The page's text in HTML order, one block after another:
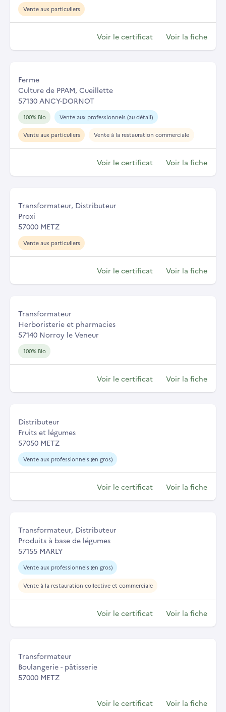
Vente aux particuliers
Voir le certificat Voir la fiche
Ferme
Culture de PPAM, Cueillette
57130 ANCY-DORNOT
100% Bio Vente aux professionnels (au détail)
Vente aux particuliers Vente à la restauration commerciale
Voir le certificat Voir la fiche
Transformateur, Distributeur
Proxi
57000 METZ
Vente aux particuliers
Voir le certificat Voir la fiche
Transformateur
Herboristerie et pharmacies
57140 Norroy le Veneur
100% Bio
Voir le certificat Voir la fiche
Distributeur
Fruits et légumes
57050 METZ
Vente aux professionnels (en gros)
Voir le certificat Voir la fiche
Transformateur, Distributeur
Produits à base de légumes
57155 MARLY
Vente aux professionnels (en gros)
Vente à la restauration collective et commerciale
Voir le certificat Voir la fiche
Transformateur
Boulangerie - pâtisserie
57000 METZ
Voir le certificat Voir la fiche